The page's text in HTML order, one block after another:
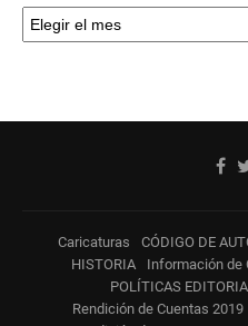
Caricaturas CÓDIGO DE
HISTORIA
Información de
POLÍTICAS
Rendición de Cuentas 2019